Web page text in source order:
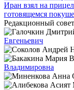
Иран взял на
готовящемся
Редакционный совет
Евгеньевич
Владимировна